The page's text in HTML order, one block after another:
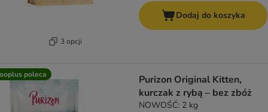
3 opcji
Dodaj do koszyka
poleca
Purizon Original Kitten,
kurczak z rybą – bez zbóż
NOWOŚĆ: 2 kg